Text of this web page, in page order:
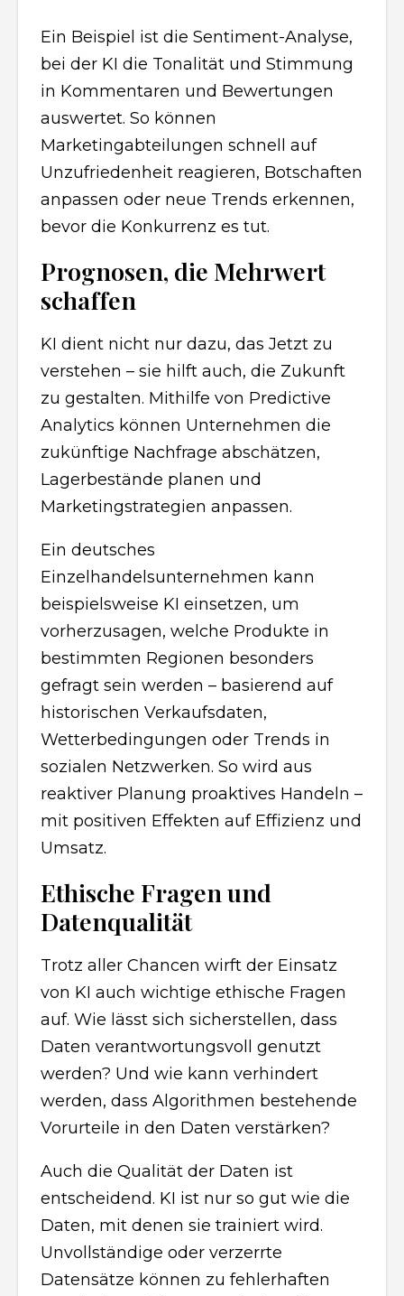
Ein Beispiel ist die Sentiment-Analyse,
bei der KI die Tonalität und Stimmung
in Kommentaren und Bewertungen
auswertet. So können
Marketingabteilungen schnell auf
Unzufriedenheit reagieren, Botschaften
anpassen oder neue Trends erkennen,
bevor die Konkurrenz es tut.
Prognosen, die Mehrwert
schaffen
KI dient nicht nur dazu, das Jetzt zu
verstehen – sie hilft auch, die Zukunft
zu gestalten. Mithilfe von Predictive
Analytics können Unternehmen die
zukünftige Nachfrage abschätzen,
Lagerbestände planen und
Marketingstrategien anpassen.
Ein deutsches
Einzelhandelsunternehmen kann
beispielsweise KI einsetzen, um
vorherzusagen, welche Produkte in
bestimmten Regionen besonders
gefragt sein werden – basierend auf
historischen Verkaufsdaten,
Wetterbedingungen oder Trends in
sozialen Netzwerken. So wird aus
reaktiver Planung proaktives Handeln –
mit positiven Effekten auf Effizienz und
Umsatz.
Ethische Fragen und
Datenqualität
Trotz aller Chancen wirft der Einsatz
von KI auch wichtige ethische Fragen
auf. Wie lässt sich sicherstellen, dass
Daten verantwortungsvoll genutzt
werden? Und wie kann verhindert
werden, dass Algorithmen bestehende
Vorurteile in den Daten verstärken?
Auch die Qualität der Daten ist
entscheidend. KI ist nur so gut wie die
Daten, mit denen sie trainiert wird.
Unvollständige oder verzerrte
Datensätze können zu fehlerhaften